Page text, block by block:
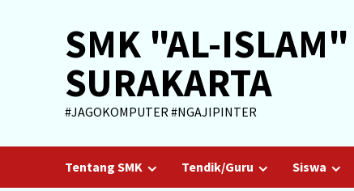
SMK "AL-ISLAM"
SURAKARTA
#JAGOKOMPUTER #NGAJIPINTER
Tentang SMK Tendik/Guru Siswa